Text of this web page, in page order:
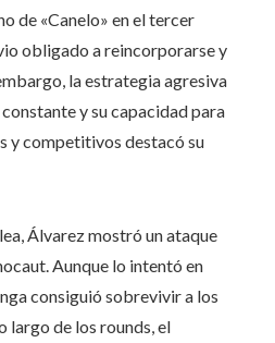
de «Canelo» en el tercer
obligado a reincorporarse y
la estrategia agresiva
y su capacidad para
y competitivos destacó su
Álvarez mostró un ataque
Aunque lo intentó en
consiguió sobrevivir a los
largo de los rounds, el